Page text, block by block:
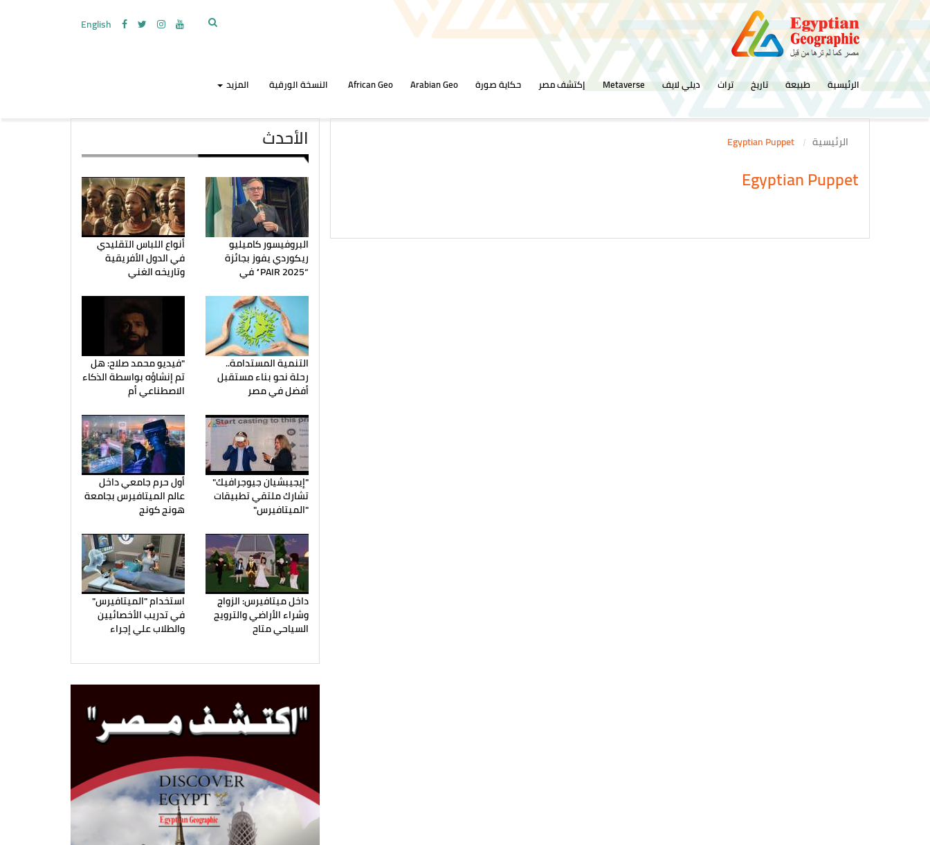
English
الرئيسية طبيعة تاريخ تراث ديلي لايف Metaverse إكتشف مصر حكاية صورة Arabian Geo
African Geo النسخة الورقية المزيد
الرئيسية
Egyptian Puppet
الأحدث
البروفيسور كاميليو
ريكوردي يفوز بجائزة
“PAIR 2025” في
أنواع اللباس التقليدي
في الدول الأفريقية
وتاريخه الغني
التنمية المستدامة..
رحلة نحو بناء مستقبل
أفضل في مصر
"فيديو محمد صلاح: هل
تم إنشاؤه بواسطة الذكاء
الاصطناعي أم
"إيجيبشيان جيوجرافيك"
تشارك ملتقي تطبيقات
"الميتافيرس"
أول حرم جامعي داخل
عالم الميتافيرس بجامعة
هونج كونج
داخل ميتافيرس: الزواج
وشراء الأراضي والترويج
السياحي متاح
استخدام "الميتافيرس"
في تدريب الأخصائيين
والطلاب علي إجراء